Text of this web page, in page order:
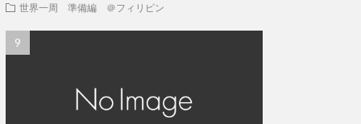
世界一周 準備編 ＠フィリピン